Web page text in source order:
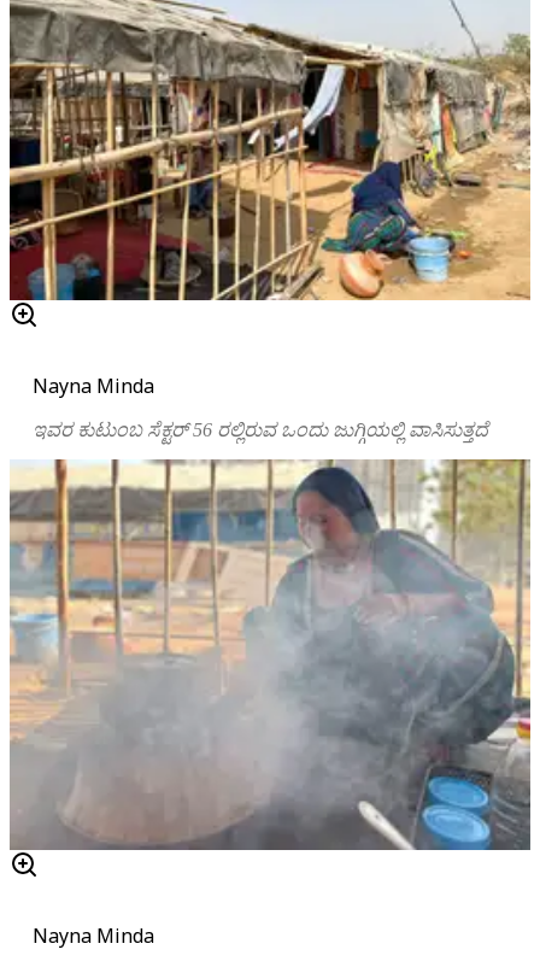
Nayna Minda
ಇವರ ಕುಟುಂಬ ಸೆಕ್ಟರ್‌ 56 ರಲ್ಲಿರುವ ಒಂದು ಜುಗ್ಗಿಯಲ್ಲಿ ವಾಸಿಸುತ್ತದೆ
Nayna Minda